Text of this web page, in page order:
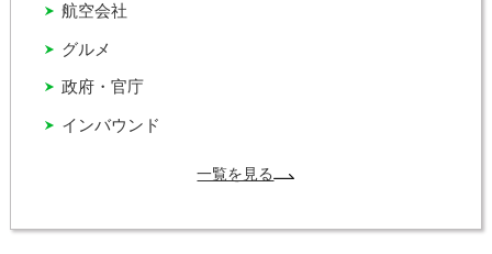
インバウンド
グルメ
政府・官庁
航空会社
一覧を見る